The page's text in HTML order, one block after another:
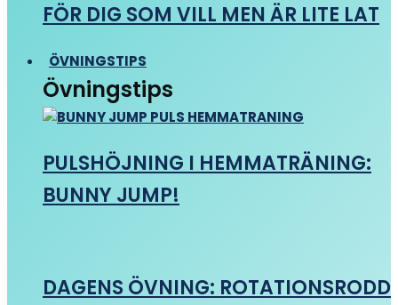
FÖR DIG SOM VILL MEN ÄR LITE LAT
ÖVNINGSTIPS
Övningstips
PULSHÖJNING I HEMMATRÄNING:
BUNNY JUMP!
DAGENS ÖVNING: ROTATIONSRODD